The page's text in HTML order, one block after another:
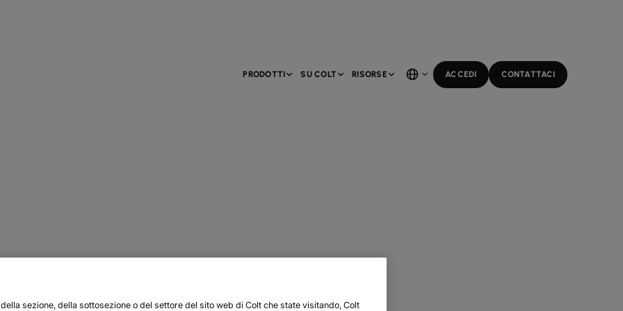
PRODOTTI SU COLT RISORSE ACCEDI CONTATTACI
sezione, della sottosezione o del settore del sito web di Colt che state visitando, Colt